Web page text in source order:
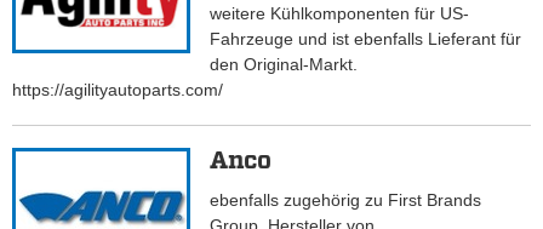
weitere Kühlkomponenten für US-
Fahrzeuge und ist ebenfalls Lieferant für
den Original-Markt.
https://agilityautoparts.com/
Anco
ebenfalls zugehörig zu First Brands